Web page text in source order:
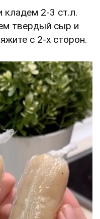
кладем 2-3 ст.л.
твердый сыр и
с 2-х сторон.